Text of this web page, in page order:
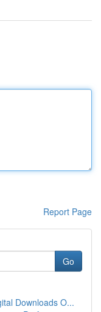
Report Page
Go
Downloads O...